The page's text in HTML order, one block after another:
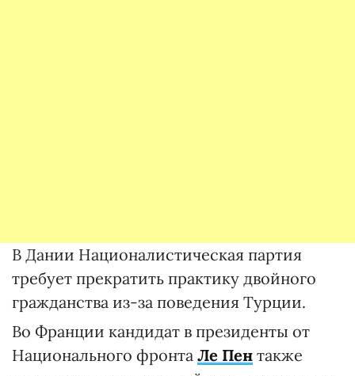
В Дании Националистическая партия
требует прекратить практику двойного
гражданства из-за поведения Турции.
Во Франции кандидат в президенты от
Национального фронта Ле Пен также